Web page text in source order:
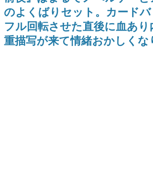
の形をした短編ホラー小説集です。
新世代に訊く
これからのデジタルゲーム市場を担
の姿を追い、彼らのルーツと情熱を
のよくばりセット。カード
フル回転させた直後に血あ
重描写が来て情緒おかしくな